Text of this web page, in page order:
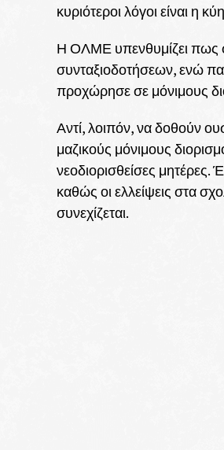
κυριότεροι λόγοι είναι η
Η ΟΛΜΕ υπενθυμίζει πως
συνταξιοδοτήσεων, ενώ
προχώρησε σε μόνιμους
Αντί, λοιπόν, να δοθούν
μαζικούς μόνιμους
νεοδιορισθείσες μητέρες.
καθώς οι ελλείψεις στα
συνεχίζεται.